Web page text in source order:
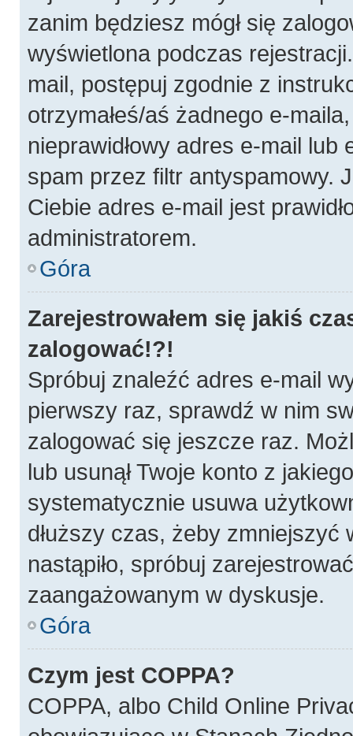
zanim będziesz mógł się
wyświetlona podczas
mail, postępuj zgodnie z
otrzymałeś/aś żadnego e-
nieprawidłowy adres e-mail lub
spam przez filtr antyspamowy.
Ciebie adres e-mail jest
administratorem.
Góra
Zarejestrowałem się jakiś
zalogować!?!
Spróbuj znaleźć adres e-mail
pierwszy raz, sprawdź w nim
zalogować się jeszcze raz.
lub usunął Twoje konto z
systematycznie usuwa
dłuższy czas, żeby
nastąpiło, spróbuj
zaangażowanym w dyskusje.
Góra
Czym jest COPPA?
COPPA, albo Child Online